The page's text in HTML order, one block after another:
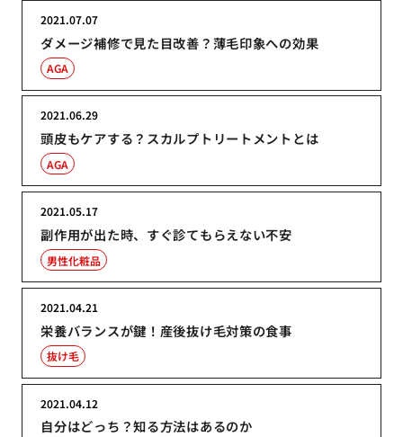
ダメージ補修で見た目改善？薄毛印象への効果
2021.07.07
AGA
頭皮もケアする？スカルプトリートメントとは
2021.06.29
AGA
副作用が出た時、すぐ診てもらえない不安
2021.05.17
男性化粧品
栄養バランスが鍵！産後抜け毛対策の食事
2021.04.21
抜け毛
自分はどっち？知る方法はあるのか
2021.04.12